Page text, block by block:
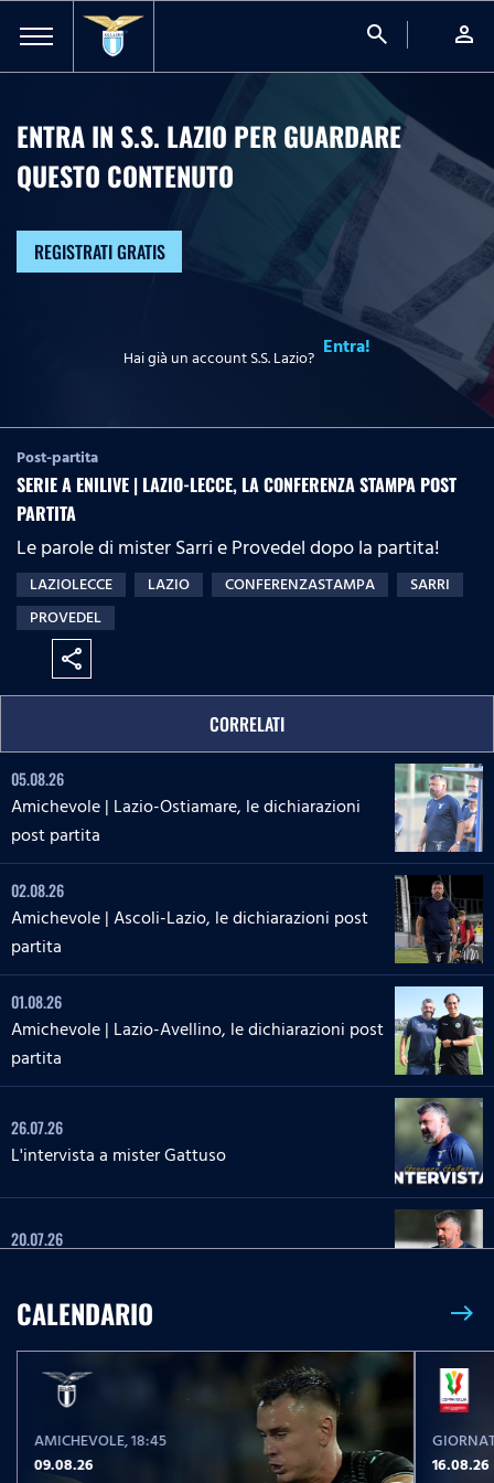
search person
ENTRA IN S.S. LAZIO PER GUARDARE
QUESTO CONTENUTO
REGISTRATI GRATIS
Hai già un account S.S. Lazio? Entra!
Post-partita
SERIE A ENILIVE | LAZIO-LECCE, LA CONFERENZA STAMPA POST
PARTITA
Le parole di mister Sarri e Provedel dopo la partita!
LAZIOLECCE LAZIO CONFERENZASTAMPA
SARRI
PROVEDEL
share
CORRELATI
05.08.26
Amichevole | Lazio-Ostiamare, le dichiarazioni
post partita
02.08.26
Amichevole | Ascoli-Lazio, le dichiarazioni post
partita
01.08.26
Amichevole | Lazio-Avellino, le dichiarazioni post
partita
26.07.26
L'intervista a mister Gattuso
20.07.26
23.05.26
Serie A Enilive | Lazio-Pisa, le parole post partita
23.05.26
Serie A Enilive | Lazio-Pisa, la conferenza stampa
CALENDARIO east
AMICHEVOLE, 18:45
09.08.26
16.08.26